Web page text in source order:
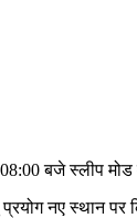
बजे स्लीप मोड
नए स्थान पर